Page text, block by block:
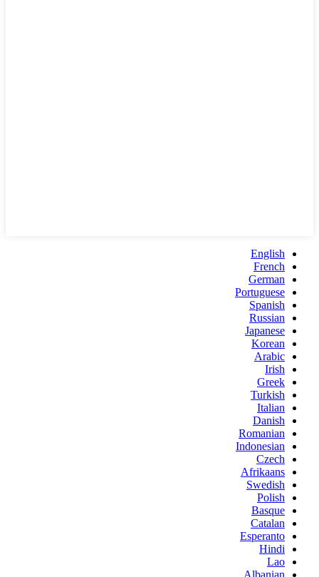
English
French
German
Portuguese
Spanish
Russian
Japanese
Korean
Arabic
Irish
Greek
Turkish
Italian
Danish
Romanian
Indonesian
Czech
Afrikaans
Swedish
Polish
Basque
Catalan
Esperanto
Hindi
Lao
Albanian